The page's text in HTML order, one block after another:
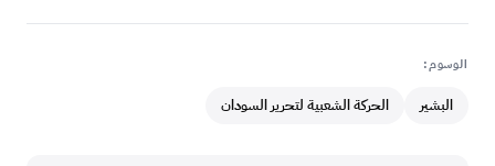
الوسوم:
البشير الحركة الشعبية لتحرير السودان